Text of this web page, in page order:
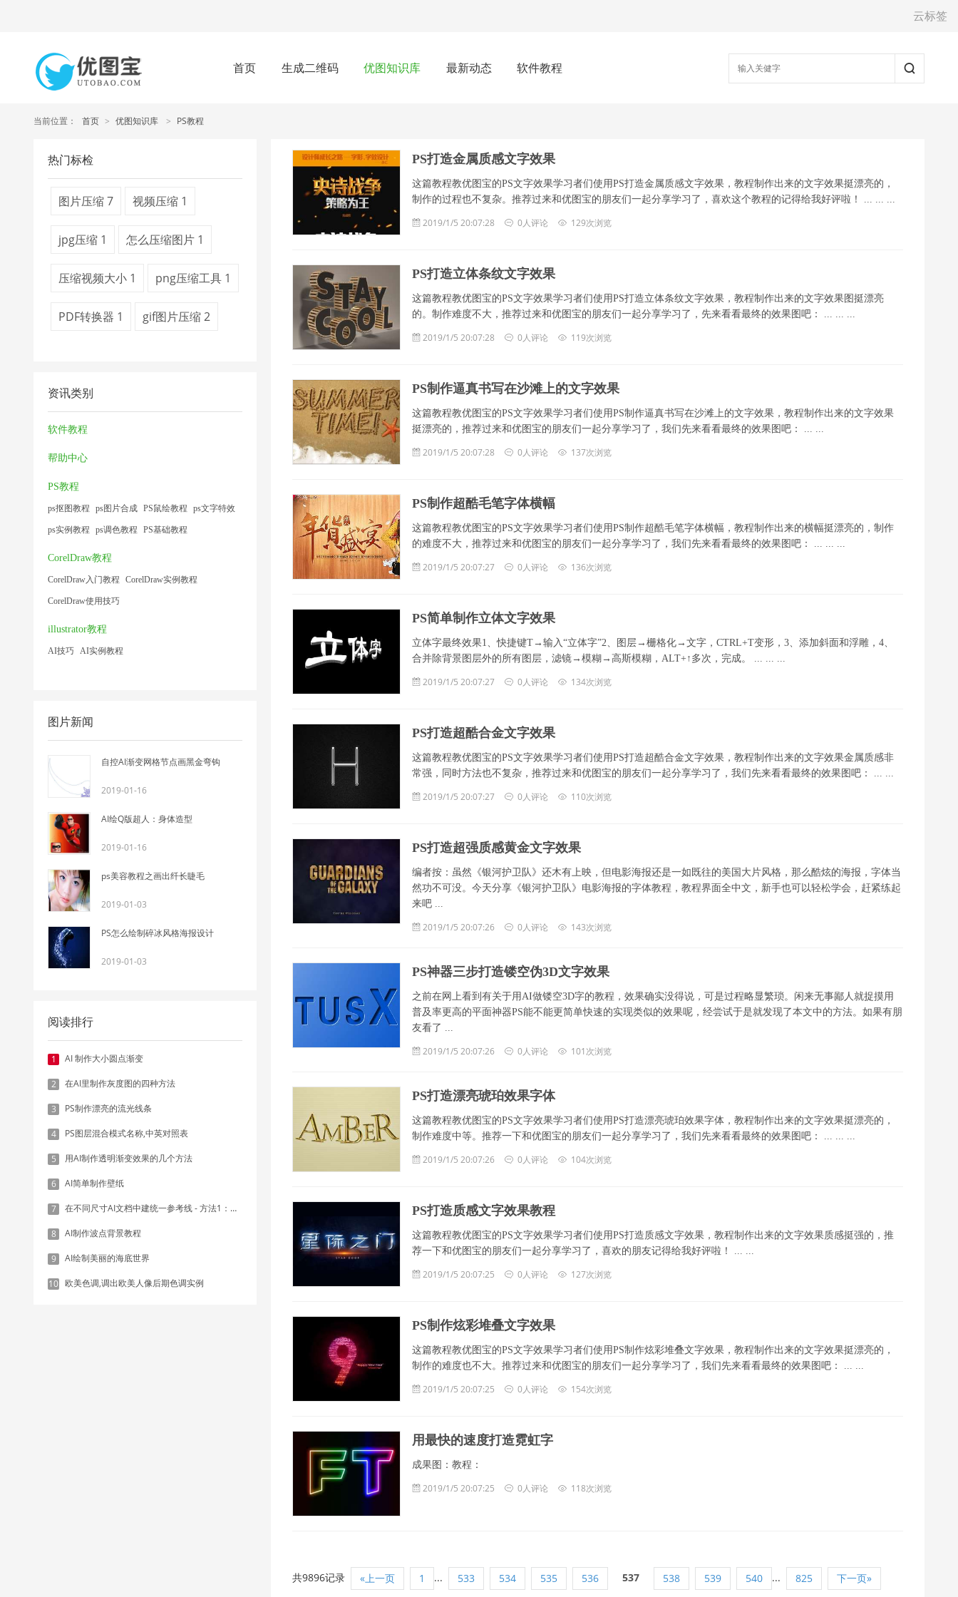
云标签
首页 生成二维码 优图知识库 最新动态 软件教程
当前位置： 首页 > 优图知识库 > PS教程
热门标检
图片压缩7 视频压缩 1
jpg压缩 1 怎么压缩图片 1
压缩视频大小 1 png压缩工具 1
PDF转换器 1 gif图片压缩2
资讯类别
软件教程
帮助中心
PS教程
ps抠图教程 ps图片合成 PS鼠绘教程 ps文字特效
ps实例教程 ps调色教程 PS基础教程
CorelDraw教程
CorelDraw入门教程 CorelDraw实例教程
CorelDraw使用技巧
illustrator教程
AI技巧 AI实例教程
图片新闻
自控AI渐变网格节点画黑金弯钩
2019-01-16
AI绘Q版超人：身体造型
2019-01-16
ps美容教程之画出纤长睫毛
2019-01-03
PS怎么绘制碎冰风格海报设计
2019-01-03
阅读排行
1 AI 制作大小圆点渐变
2 在AI里制作灰度图的四种方法
3 PS制作漂亮的流光线条
4 PS图层混合模式名称,中英对照表
5 用AI制作透明渐变效果的几个方法
6 AI简单制作壁纸
7 在不同尺寸AI文档中建统一参考线 - 方法1：对齐和分布
8 AI制作波点背景教程
9 AI绘制美丽的海底世界
10 欧美色调,调出欧美人像后期色调实例
PS打造金属质感文字效果
这篇教程教优图宝的PS文字效果学习者们使用PS打造金属质感文字效果，教程制作出来的文字效果挺漂亮的，
制作的过程也不复杂。推荐过来和优图宝的朋友们一起分享学习了，喜欢这个教程的记得给我好评啦！ ... ... ...
2019/1/5 20:07:28 0人评论 129次浏览
PS打造立体条纹文字效果
这篇教程教优图宝的PS文字效果学习者们使用PS打造立体条纹文字效果，教程制作出来的文字效果图挺漂亮
的。制作难度不大，推荐过来和优图宝的朋友们一起分享学习了，先来看看最终的效果图吧： ... ... ...
2019/1/5 20:07:28 0人评论 119次浏览
PS制作逼真书写在沙滩上的文字效果
这篇教程教优图宝的PS文字效果学习者们使用PS制作逼真书写在沙滩上的文字效果，教程制作出来的文字效果
挺漂亮的，推荐过来和优图宝的朋友们一起分享学习了，我们先来看看最终的效果图吧： ... ...
2019/1/5 20:07:28 0人评论 137次浏览
PS制作超酷毛笔字体横幅
这篇教程教优图宝的PS文字效果学习者们使用PS制作超酷毛笔字体横幅，教程制作出来的横幅挺漂亮的，制作
的难度不大，推荐过来和优图宝的朋友们一起分享学习了，我们先来看看最终的效果图吧： ... ... ...
2019/1/5 20:07:27 0人评论 136次浏览
PS简单制作立体文字效果
立体字最终效果1、快捷键T→输入“立体字”2、图层→栅格化→文字，CTRL+T变形，3、添加斜面和浮雕，4、
合并除背景图层外的所有图层，滤镜→模糊→高斯模糊，ALT+↑多次，完成。 ... ... ...
2019/1/5 20:07:27 0人评论 134次浏览
PS打造超酷合金文字效果
这篇教程教优图宝的PS文字效果学习者们使用PS打造超酷合金文字效果，教程制作出来的文字效果金属质感非
常强，同时方法也不复杂，推荐过来和优图宝的朋友们一起分享学习了，我们先来看看最终的效果图吧： ... ...
2019/1/5 20:07:27 0人评论 110次浏览
PS打造超强质感黄金文字效果
编者按：虽然《银河护卫队》还木有上映，但电影海报还是一如既往的美国大片风格，那么酷炫的海报，字体当
然功不可没。今天分享《银河护卫队》电影海报的字体教程，教程界面全中文，新手也可以轻松学会，赶紧练起
来吧 ...
2019/1/5 20:07:26 0人评论 143次浏览
PS神器三步打造镂空伪3D文字效果
之前在网上看到有关于用AI做镂空3D字的教程，效果确实没得说，可是过程略显繁琐。闲来无事鄙人就捉摸用
普及率更高的平面神器PS能不能更简单快速的实现类似的效果呢，经尝试于是就发现了本文中的方法。如果有朋
友看了 ...
2019/1/5 20:07:26 0人评论 101次浏览
PS打造漂亮琥珀效果字体
这篇教程教优图宝的PS文字效果学习者们使用PS打造漂亮琥珀效果字体，教程制作出来的文字效果挺漂亮的，
制作难度中等。推荐一下和优图宝的朋友们一起分享学习了，我们先来看看最终的效果图吧： ... ... ...
2019/1/5 20:07:26 0人评论 104次浏览
PS打造质感文字效果教程
这篇教程教优图宝的PS文字效果学习者们使用PS打造质感文字效果，教程制作出来的文字效果质感挺强的，推
荐一下和优图宝的朋友们一起分享学习了，喜欢的朋友记得给我好评啦！ ... ...
2019/1/5 20:07:25 0人评论 127次浏览
PS制作炫彩堆叠文字效果
这篇教程教优图宝的PS文字效果学习者们使用PS制作炫彩堆叠文字效果，教程制作出来的文字效果挺漂亮的，
制作的难度也不大。推荐过来和优图宝的朋友们一起分享学习了，我们先来看看最终的效果图吧： ... ...
2019/1/5 20:07:25 0人评论 154次浏览
用最快的速度打造霓虹字
成果图：教程：
2019/1/5 20:07:25 0人评论 118次浏览
共9896记录 «上一页 1 ... 533 534 535 536 537 538 539 540 ... 825 下一页»